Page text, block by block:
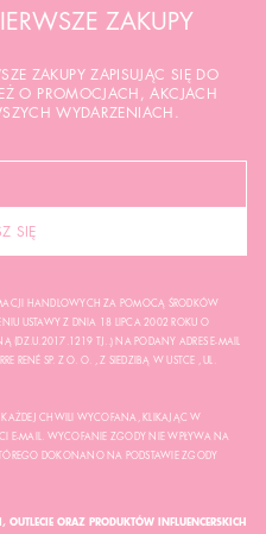
ZAKUPY
ZAKUPY ZAPISUJĄC SIĘ DO
O PROMOCJACH, AKCJACH
WYDARZENIACH.
SIĘ
HANDLOWYCH ZA POMOCĄ ŚRODKÓW
USTAWY Z DNIA 18 LIPCA 2002 ROKU O
(DZ.U.2017.1219 TJ..) NA PODANY ADRES E-MAIL
RENÉ SP. Z O. O. , Z SIEDZIBĄ W USTCE , UL.
CHWILI WYCOFANA, KLIKAJĄC W
E-MAIL. WYCOFANIE ZGODY NIE WPŁYWA NA
DOKONANO NA PODSTAWIE ZGODY
ORAZ PRODUKTÓW INFLUENCERSKICH